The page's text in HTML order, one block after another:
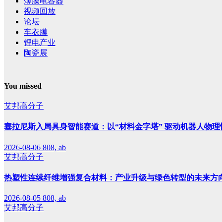
视频回放
论坛
车衣膜
锂电产业
陶瓷展
You missed
艾邦高分子
塞拉尼斯入局具身智能赛道：以“材料金字塔” 驱动机器人物
2026-08-06 808, ab
艾邦高分子
热塑性连续纤维增强复合材料：产业升级与绿色转型的未来方
2026-08-05 808, ab
艾邦高分子